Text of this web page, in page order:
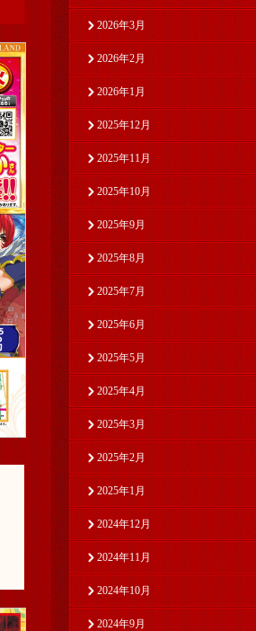
2026年3月
2026年2月
2026年1月
2025年12月
2025年11月
2025年10月
2025年9月
2025年8月
2025年7月
2025年6月
2025年5月
2025年4月
2025年3月
2025年2月
2025年1月
2024年12月
2024年11月
2024年10月
2024年9月